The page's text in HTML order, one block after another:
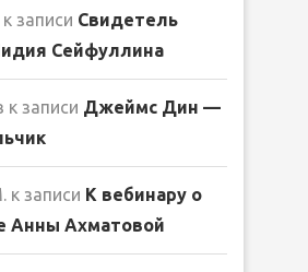
к записи Свидетель
Сейфуллина
к записи Джеймс Дин —
к записи К вебинару о
Анны Ахматовой